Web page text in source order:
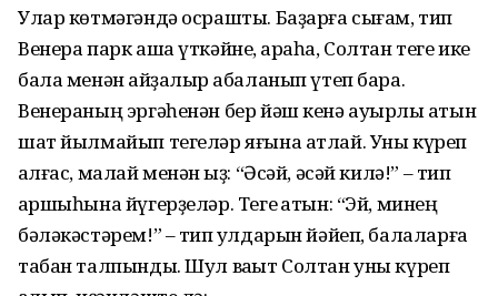
Улар көтмәгәндә осрашты. Баҙарға сығам, тип
Венера парк аша үткәйне, ҡараһа, Солтан теге ике
бала менән ҡайҙалыр ҡабаланып үтеп бара.
Венераның эргәһенән бер йәш кенә ауырлы ҡатын
шат йылмайып тегеләр яғына атлай. Уны күреп
ҡалғас, малай менән ҡыҙ: “Әсәй, әсәй килә!” – тип
ҡаршыһына йүгерҙеләр. Теге ҡатын: “Эй, минең
бәләкәстәрем!” – тип ҡулдарын йәйеп, балаларға
табан талпынды. Шул ваҡыт Солтан уны күреп